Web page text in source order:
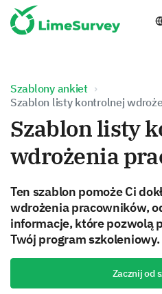
Szablony ankiet
Szablon listy kontrolnej
Szablon listy
wdrożenia
Ten szablon pomoże Ci
wdrożenia pracowników,
informacje, które pozwolą
Twój program szkoleniowy.
Zacznij od